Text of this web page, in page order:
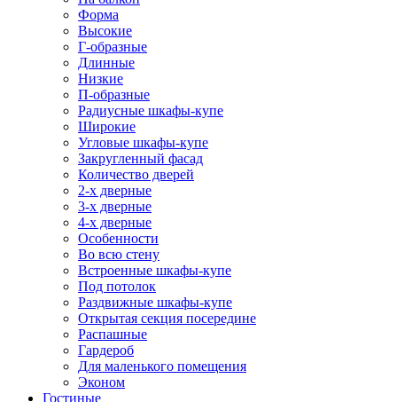
Форма
Высокие
Г-образные
Длинные
Низкие
П-образные
Радиусные шкафы-купе
Широкие
Угловые шкафы-купе
Закругленный фасад
Количество дверей
2-х дверные
3-х дверные
4-х дверные
Особенности
Во всю стену
Встроенные шкафы-купе
Под потолок
Раздвижные шкафы-купе
Открытая секция посередине
Распашные
Гардероб
Для маленького помещения
Эконом
Гостиные